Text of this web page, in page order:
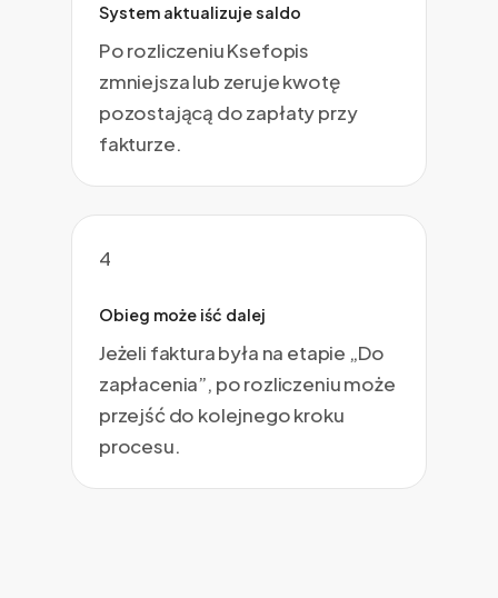
System aktualizuje saldo
Po rozliczeniu Ksefopis
zmniejsza lub zeruje kwotę
pozostającą do zapłaty przy
fakturze.
4
Obieg może iść dalej
Jeżeli faktura była na etapie „Do
zapłacenia”, po rozliczeniu może
przejść do kolejnego kroku
procesu.